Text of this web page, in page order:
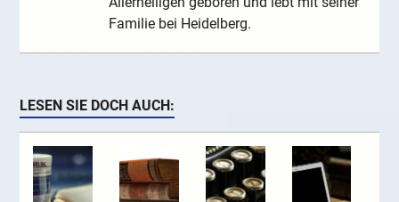
Familie bei Heidelberg.
LESEN SIE DOCH AUCH: